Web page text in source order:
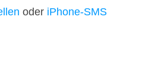
oder iPhone-SMS